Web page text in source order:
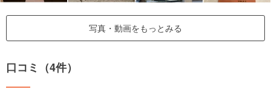
写真・動画をもっとみる
口コミ（4件）